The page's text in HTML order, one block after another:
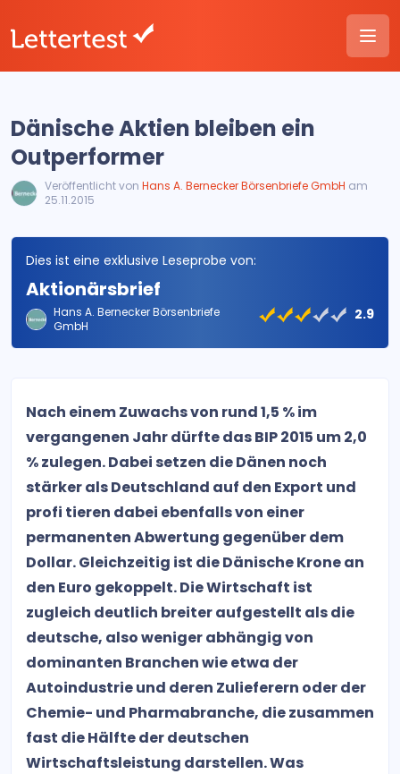
Dänische Aktien bleiben ein
Outperformer
Veröffentlicht von Hans A. Bernecker Börsenbriefe GmbH am
25.11.2015
Dies ist eine exklusive Leseprobe von:
Aktionärsbrief
Hans A. Bernecker Börsenbriefe
GmbH
2.9
Nach einem Zuwachs von rund 1,5 % im
vergangenen Jahr dürfte das BIP 2015 um 2,0
% zulegen. Dabei setzen die Dänen noch
stärker als Deutschland auf den Export und
profi tieren dabei ebenfalls von einer
permanenten Abwertung gegenüber dem
Dollar. Gleichzeitig ist die Dänische Krone an
den Euro gekoppelt. Die Wirtschaft ist
zugleich deutlich breiter aufgestellt als die
deutsche, also weniger abhängig von
dominanten Branchen wie etwa der
Autoindustrie und deren Zulieferern oder der
Chemie- und Pharmabranche, die zusammen
fast die Hälfte der deutschen
Wirtschaftsleistung darstellen. Was